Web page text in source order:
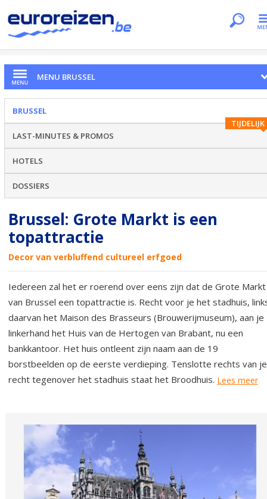
MENU BRUSSEL
BRUSSEL
TIJDELIJK
LAST-MINUTES & PROMOS
HOTELS
DOSSIERS
Brussel: Grote Markt is een
topattractie
Decor van verbluffend cultureel erfgoed
Iedereen zal het er roerend over eens zijn dat de Grote Markt
van Brussel een topattractie is. Recht voor je het stadhuis,
daarvan het Maison des Brasseurs (Brouwerijmuseum), aan je
linkerhand het Huis van de Hertogen van Brabant, nu een
bankkantoor. Het huis ontleent zijn naam aan de 19
borstbeelden op de eerste verdieping. Tenslotte rechts van
recht tegenover het stadhuis staat het Broodhuis. Lees meer